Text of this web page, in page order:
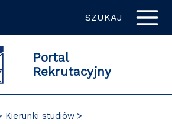
SZUKAJ
Portal
Rekrutacyjny
Kierunki studiów